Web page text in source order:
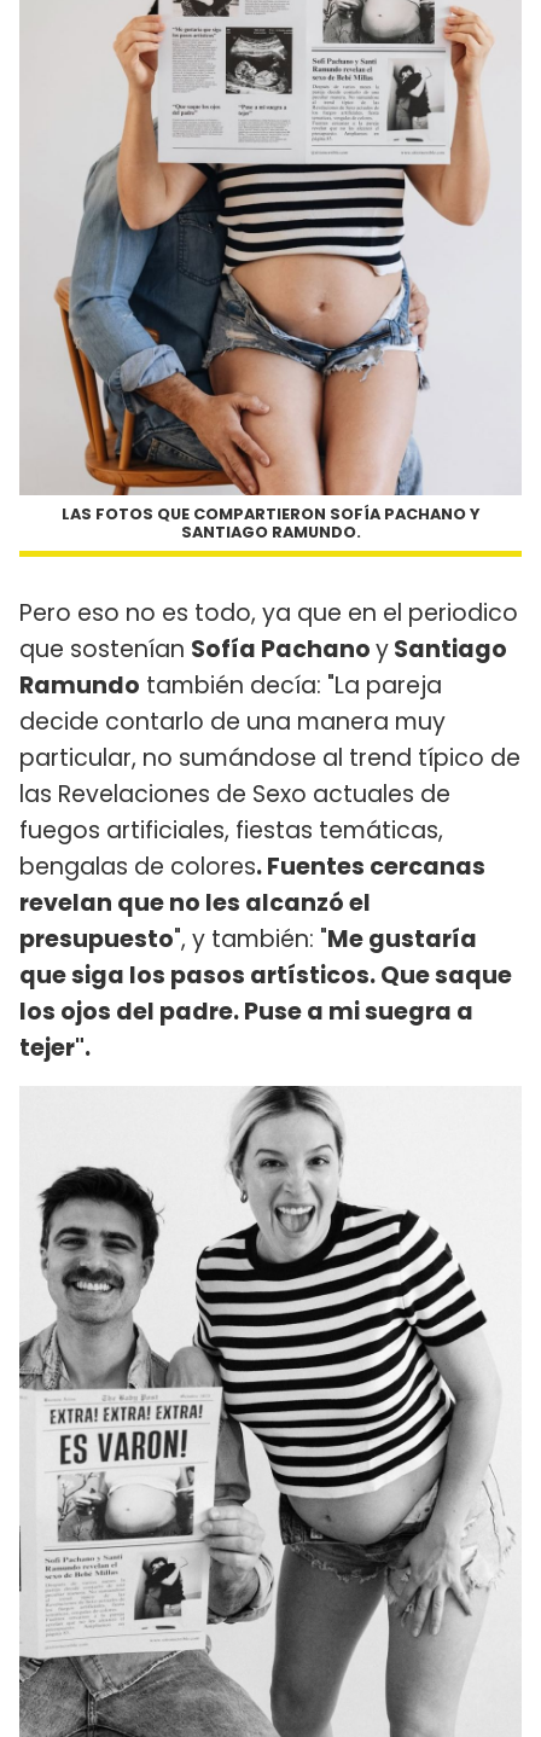
LAS FOTOS QUE COMPARTIERON SOFÍA PACHANO Y
SANTIAGO RAMUNDO.
Pero eso no es todo, ya que en el periodico
que sostenían Sofía PachanoySantiago
Ramundo también decía: "La pareja
decide contarlo de una manera muy
particular, no sumándose al trend típico de
las Revelaciones de Sexo actuales de
fuegos artificiales, fiestas temáticas,
bengalas de colores. Fuentes cercanas
revelan que no les alcanzó el
presupuesto", y también: "Me gustaría
que siga los pasos artísticos. Que saque
los ojos del padre. Puse a mi suegra a
tejer".